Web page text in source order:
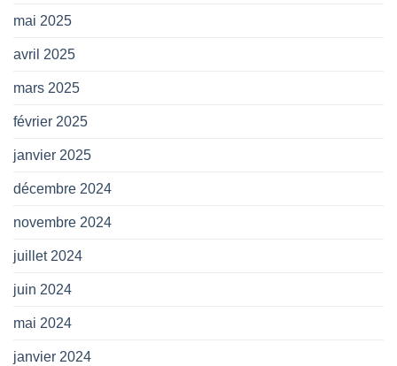
mai 2025
avril 2025
mars 2025
février 2025
janvier 2025
décembre 2024
novembre 2024
juillet 2024
juin 2024
mai 2024
janvier 2024